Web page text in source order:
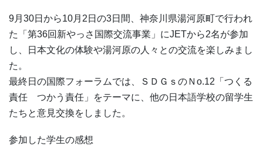
9月30日から10月2日の3日間、神奈川県湯河原町で行われ
た「第36回新やっさ国際交流事業」にJETから2名が参加
し、日本文化の体験や湯河原の人々との交流を楽しみまし
た。
最終日の国際フォーラムでは、ＳＤＧｓのＮo.12「つくる
責任 つかう責任」をテーマに、他の日本語学校の留学生
たちと意見交換をしました。
参加した学生の感想